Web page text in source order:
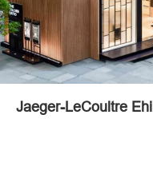
Jaeger-LeCoultre